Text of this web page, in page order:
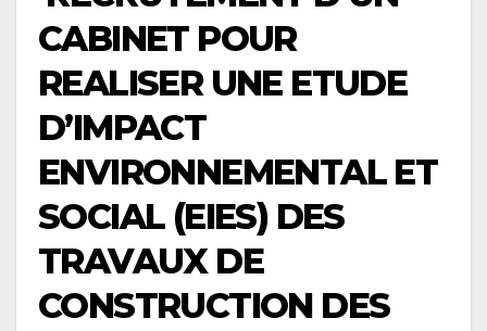
CABINET POUR
REALISER UNE ETUDE
D’IMPACT
ENVIRONNEMENTAL ET
SOCIAL (EIES) DES
TRAVAUX DE
CONSTRUCTION DES